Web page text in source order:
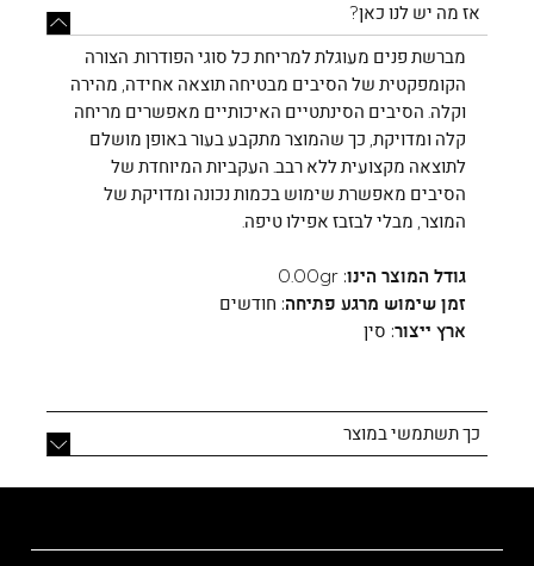
אז מה יש לנו כאן?
כך תשתמשי במוצר
מברשת פנים מעוגלת למריחת כל סוגי הפודרות. הצורה
הקומפקטית של הסיבים מבטיחה תוצאה אחידה, מהירה
וקלה. הסיבים הסינתטיים האיכותיים מאפשרים מריחה
קלה ומדויקת, כך שהמוצר מתקבע בעור באופן מושלם
לתוצאה מקצועית ללא רבב. העקביות המיוחדת של
הסיבים מאפשרת שימוש בכמות נכונה ומדויקת של
המוצר, מבלי לבזבז אפילו טיפה.
גודל המוצר הינו:0.00gr
זמן שימוש מרגע פתיחה: חודשים
ארץ ייצור: סין